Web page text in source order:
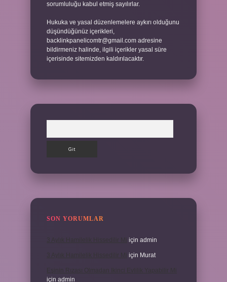
sorumluluğu kabul etmiş sayılırlar.
Hukuka ve yasal düzenlemelere aykırı olduğunu
düşündüğünüz içerikleri,
backlinkpanelicomtr@gmail.com adresine
bildirmeniz halinde, ilgili içerikler yasal süre
içerisinde sitemizden kaldırılacaktır.
SON YORUMLAR
için admin
için Murat
için admin